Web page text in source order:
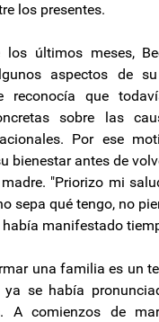
los presentes.
últimos meses,
aspectos de
reconocía que
sobre las
Por ese
bienestar antes de
"Priorizo mi
sepa qué tengo, no
había manifestado
una familia es un
se había
A comienzos de